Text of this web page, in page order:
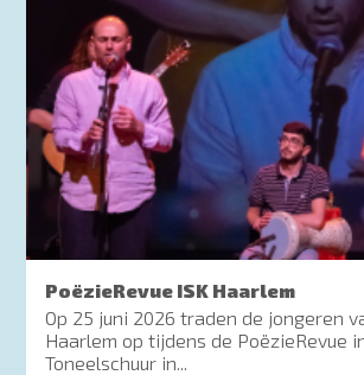
PoëzieRevue ISK Haarlem
Op 25 juni 2026 traden de jongeren
Haarlem op tijdens de PoëzieRevue
Toneelschuur in...